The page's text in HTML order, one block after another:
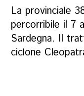
La provinciale
percorribile il 7
Sardegna. Il
ciclone